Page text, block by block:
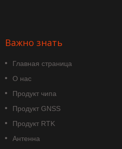
Важно знать
Главная страница
О нас
Продукт чипа
Продукт GNSS
Продукт RTK
Антенна